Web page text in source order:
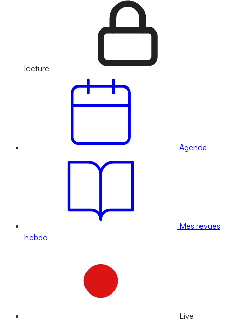
lecture
Agenda
Mes revues
hebdo
Live